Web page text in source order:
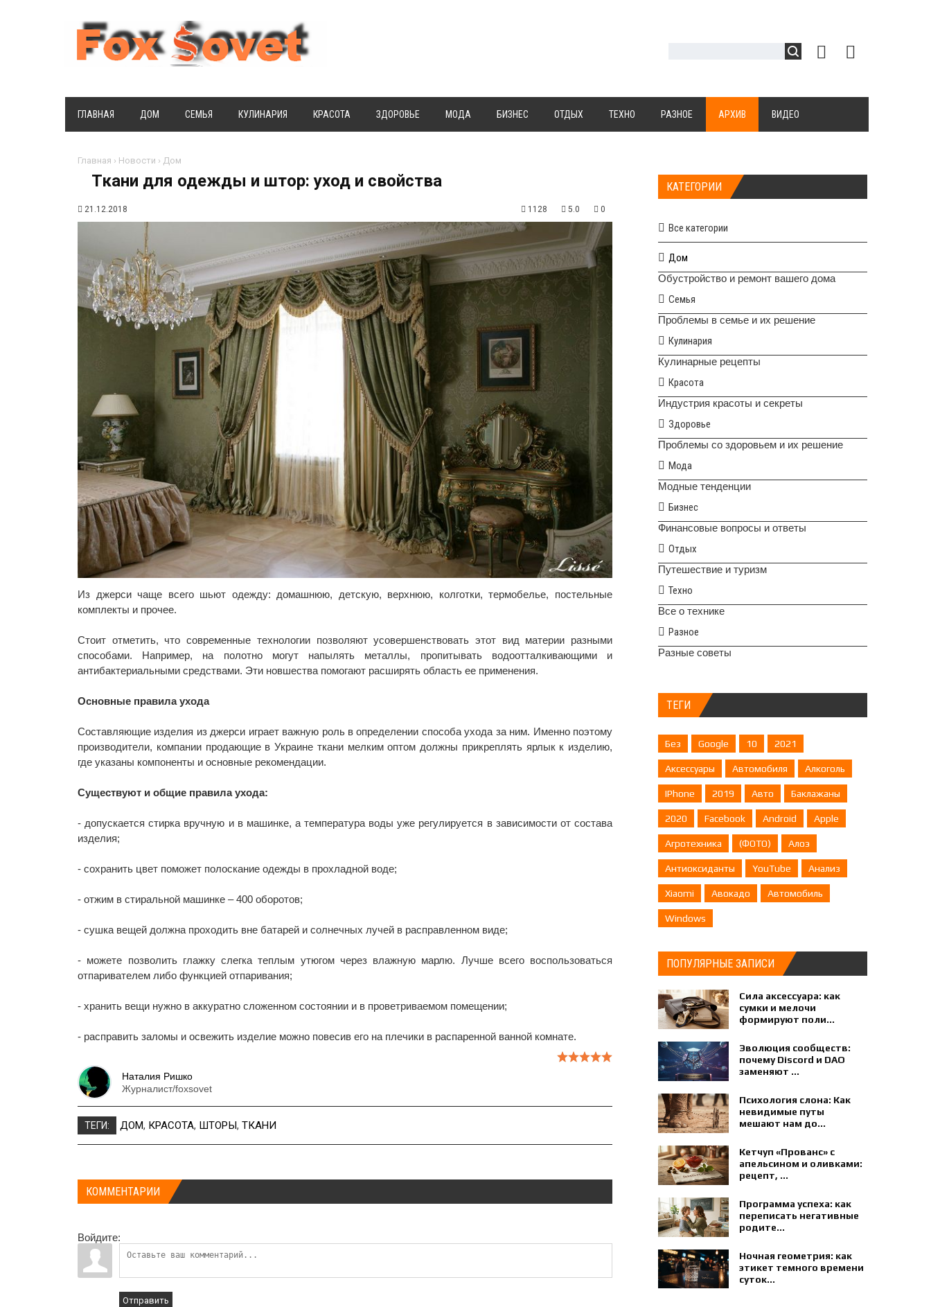
ГЛАВНАЯ ДОМ СЕМЬЯ КУЛИНАРИЯ КРАСОТА ЗДОРОВЬЕ МОДА БИЗНЕС ОТДЫХ ТЕХНО РАЗНОЕ АРХИВ ВИДЕО
Главная › Новости › Дом
Ткани для одежды и штор: уход и свойства
21.12.2018 1128 5.0 0
Из джерси чаще всего шьют одежду: домашнюю, детскую, верхнюю, колготки, термобелье, постельные
комплекты и прочее.
Стоит отметить, что современные технологии позволяют усовершенствовать этот вид материи разными
способами. Например, на полотно могут напылять металлы, пропитывать водоотталкивающими и
антибактериальными средствами. Эти новшества помогают расширять область ее применения.
Основные правила ухода
Составляющие изделия из джерси играет важную роль в определении способа ухода за ним. Именно поэтому
производители, компании продающие в Украине ткани мелким оптом должны прикреплять ярлык к изделию,
где указаны компоненты и основные рекомендации.
Существуют и общие правила ухода:
- допускается стирка вручную и в машинке, а температура воды уже регулируется в зависимости от состава
изделия;
- сохранить цвет поможет полоскание одежды в прохладной воде;
- отжим в стиральной машинке – 400 оборотов;
- сушка вещей должна проходить вне батарей и солнечных лучей в расправленном виде;
- можете позволить глажку слегка теплым утюгом через влажную марлю. Лучше всего воспользоваться
отпаривателем либо функцией отпаривания;
- хранить вещи нужно в аккуратно сложенном состоянии и в проветриваемом помещении;
- расправить заломы и освежить изделие можно повесив его на плечики в распаренной ванной комнате.
Наталия Ришко
Журналист/foxsovet
ТЕГИ: ДОМ, КРАСОТА, ШТОРЫ , ТКАНИ
КОММЕНТАРИИ
Войдите:
Отправить
КАТЕГОРИИ
Все категории
Дом
Обустройство и ремонт вашего дома
Семья
Проблемы в семье и их решение
Кулинария
Кулинарные рецепты
Красота
Индустрия красоты и секреты
Здоровье
Проблемы со здоровьем и их решение
Мода
Модные тенденции
Бизнес
Финансовые вопросы и ответы
Отдых
Путешествие и туризм
Техно
Все о технике
Разное
Разные советы
ТЕГИ
Без Google 10 2021
Аксессуары Автомобиля Алкоголь
IPhone 2019 Авто Баклажаны
2020 Facebook Android Apple
Агротехника (ФОТО) Алоэ
Антиоксиданты YouTube Анализ
Xiaomi Авокадо Автомобиль
Windows
ПОПУЛЯРНЫЕ ЗАПИСИ
Сила аксессуара: как
сумки и мелочи
формируют поли...
Эволюция сообществ:
почему Discord и DAO
заменяют ...
Психология слона: Как
невидимые путы
мешают нам до...
Кетчуп «Прованс» с
апельсином и оливками:
рецепт, ...
Программа успеха: как
переписать негативные
родите...
Ночная геометрия: как
этикет темного времени
суток...